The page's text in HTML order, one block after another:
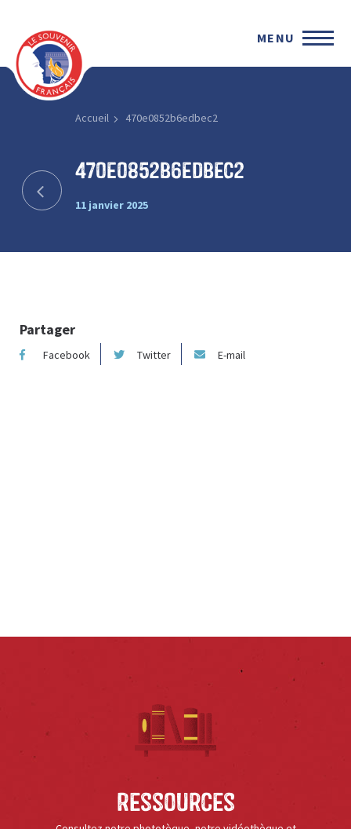
MENU
Accueil 470e0852b6edbec2
470e0852b6edbec2
11 janvier 2025
Partager
Facebook Twitter E-mail
Ressources